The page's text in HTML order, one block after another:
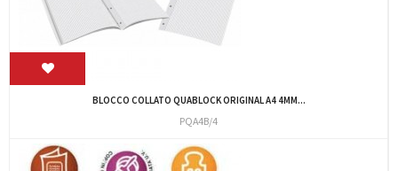
BLOCCO COLLATO QUABLOCK ORIGINAL A4 4MM...
PQA4B/4